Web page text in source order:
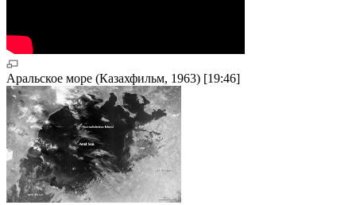
Аральское море (Казахфильм, 1963) [19:46]